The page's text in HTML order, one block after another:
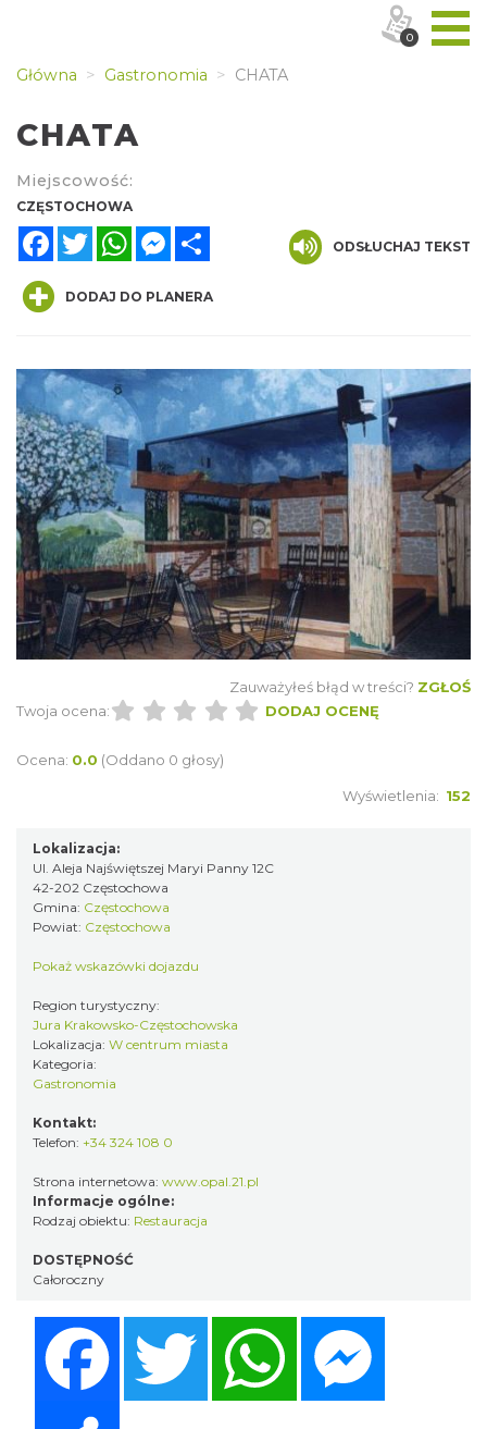
Główna Gastronomia CHATA
CHATA
Miejscowość:
CZĘSTOCHOWA
FacebookTwitterWhatsAppMessenger
ODSŁUCHAJ TEKST
DODAJ DO PLANERA
Zauważyłeś błąd w treści? ZGŁOŚ
Twoja ocena:
DODAJ OCENĘ
Ocena: 0.0 (Oddano 0 głosy)
Wyświetlenia: 152
Lokalizacja:
Ul. Aleja Najświętszej Maryi Panny 12C
42-202 Częstochowa
Gmina: Częstochowa
Powiat: Częstochowa
Pokaż wskazówki dojazdu
Region turystyczny:
Jura Krakowsko-Częstochowska
Lokalizacja: W centrum miasta
Kategoria:
Gastronomia
Kontakt:
Telefon: +34 324 108 0
Strona internetowa: www.opal.21.pl
Informacje ogólne:
Rodzaj obiektu: Restauracja
DOSTĘPNOŚĆ
Całoroczny
Twitter
0